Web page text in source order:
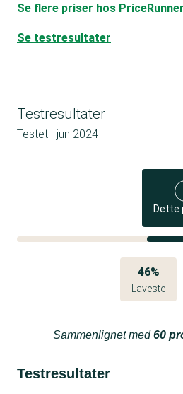
Se flere priser hos
Se testresultater
Testresultater
Testet i jun 2024
Dette
46%
Laveste
Sammenlignet med60
Testresultater